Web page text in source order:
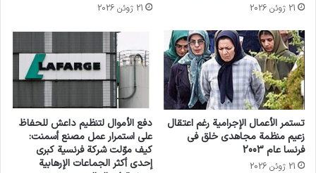
من جانب واحد من قبل إسرائيل وحدها وتفتقر إلى
“الموارد الكافية للبقاء على قيد الحياة”: الغذاء والماء
والدواء والحماية.
وقال السيد إلدر: “إن وقف إطلاق النار الإنساني
الفوري والدائم هو السبيل الوحيد لإنهاء قتل وجرح
الأطفال، ووفيات الأطفال بسبب الأمراض، وتمكين
21 ژوئن 2026 21 ژوئن 2026
تستمر الأعمال الإجرامية رغم اعتقال
زعيم منظمة مجاهدي خلق في
فرنسا عام 2003
21 ژوئن 2026
دفع الأموال لتنظيم داعش للحفاظ
على استمرار عمل مصنع أسمنت:
كيف موّلت شركة فرنسية كبرى
إحدى أكثر الجماعات الإرهابية